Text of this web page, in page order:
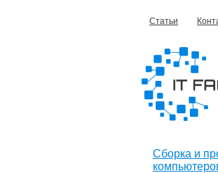
Статьи
Сборка и